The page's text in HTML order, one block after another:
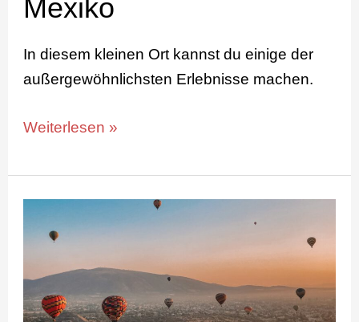
Mexiko
In diesem kleinen Ort kannst du einige der
außergewöhnlichsten Erlebnisse machen.
Weiterlesen »
Über
den
von
Mexiko